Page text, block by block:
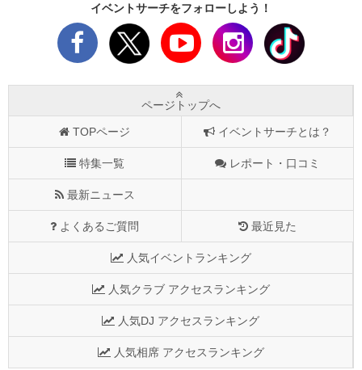
イベントサーチをフォローしよう！
ページトップへ
TOPページ イベントサーチとは？
特集一覧 レポート・口コミ
最新ニュース
よくあるご質問 最近見た
人気イベントランキング
人気クラブ アクセスランキング
人気DJ アクセスランキング
人気相席 アクセスランキング